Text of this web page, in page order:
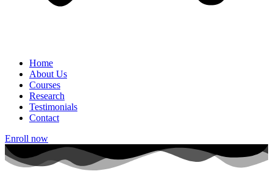
Home
About Us
Courses
Research
Testimonials
Contact
Enroll now